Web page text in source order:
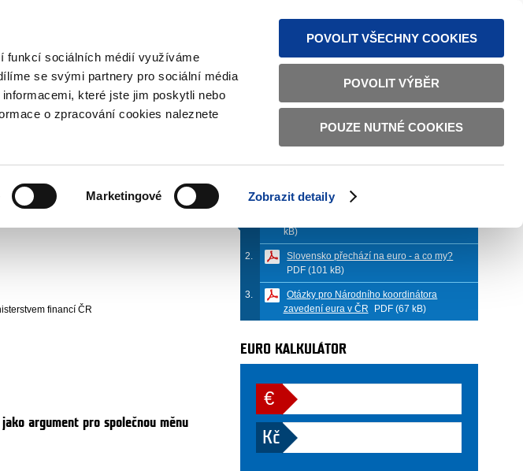
funkcí sociálních médií využíváme
se svými partnery pro sociální média
které jste jim poskytli nebo
o zpracování cookies naleznete
Marketingové Zobrazit detaily
POVOLIT VŠECHNY COOKIES
POVOLIT VÝBĚR
POUZE NUTNÉ COOKIES
TEXTOVÁ VERZE ČESKY ENGLISH
Bezplatná infolinka
aktivity Veřejné aktivity za rok 2008
Vydáno 1. 1. 2008
financí ČR
argument pro společnou měnu
PŘÍLOHY ( 4)
kB)
Slovensko přechází na euro - a co my?
PDF (101 kB)
Otázky pro Národního koordinátora
zavedení eura v ČR
PDF (67 kB)
EURO KALKULÁTOR
€
Kč